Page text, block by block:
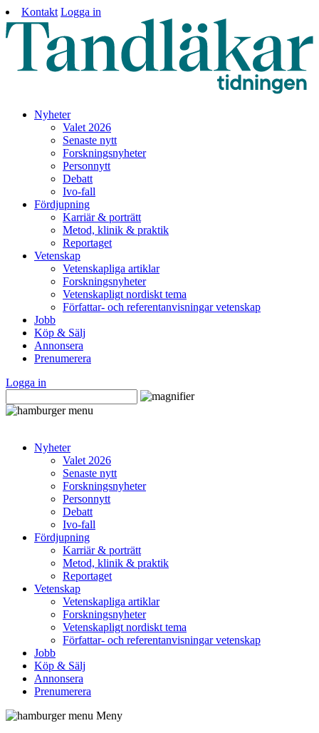
Kontakt Logga in
Nyheter
Valet 2026
Senaste nytt
Forskningsnyheter
Personnytt
Debatt
Ivo-fall
Fördjupning
Karriär & porträtt
Metod, klinik & praktik
Reportaget
Vetenskap
Vetenskapliga artiklar
Forskningsnyheter
Vetenskapligt nordiskt tema
Författar- och referentanvisningar vetenskap
Jobb
Köp & Sälj
Annonsera
Prenumerera
Logga in
Nyheter
Valet 2026
Senaste nytt
Forskningsnyheter
Personnytt
Debatt
Ivo-fall
Fördjupning
Karriär & porträtt
Metod, klinik & praktik
Reportaget
Vetenskap
Vetenskapliga artiklar
Forskningsnyheter
Vetenskapligt nordiskt tema
Författar- och referentanvisningar vetenskap
Jobb
Köp & Sälj
Annonsera
Prenumerera
Meny